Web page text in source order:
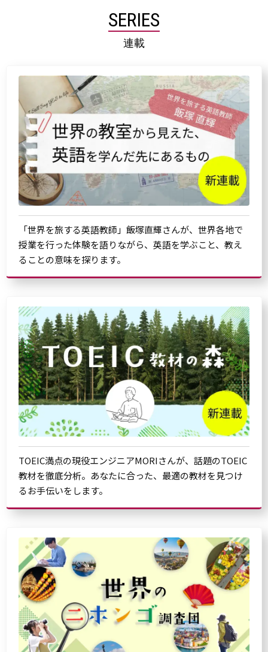
SERIES
連載
「世界を旅する英語教師」飯塚直輝さんが、世界各地で
授業を行った体験を語りながら、英語を学ぶこと、教え
ることの意味を探ります。
TOEIC満点の現役エンジニアMORIさんが、話題のTOEIC
教材を徹底分析。あなたに合った、最適の教材を見つけ
るお手伝いをします。